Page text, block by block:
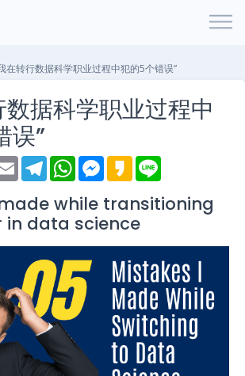
在转行数据科学职业过程中犯的5个错误”
数据科学职业过程中
误”
E
m
i
l
T
e
e
g
r
m
W
h
t
s
A
p
M
e
s
e
n
e
K
a
a
o
e
while transitioning
in data science